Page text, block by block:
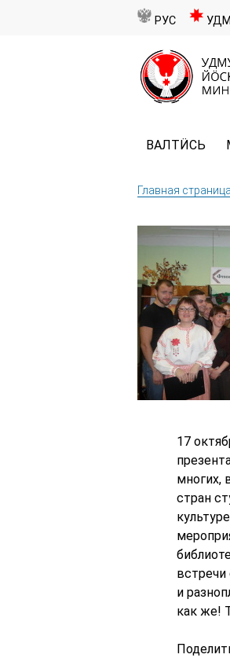
РУС УДМ
ВАЛТӤСЬ
Главная страница
17
многих,
стран
и
как же!